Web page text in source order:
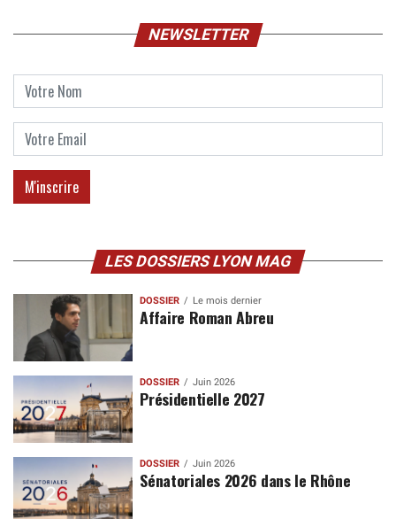
NEWSLETTER
LES DOSSIERS LYON MAG
DOSSIER Le mois dernier
Affaire Roman Abreu
DOSSIER Juin 2026
Présidentielle 2027
DOSSIER Juin 2026
Sénatoriales 2026 dans le Rhône